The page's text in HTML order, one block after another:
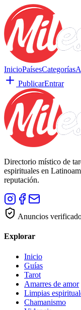
InicioPaísesCategorías
PublicarEntrar
Directorio místico de
espirituales en
reputación.
Anuncios
Explorar
Inicio
Guías
Tarot
Amarres de amor
Limpias
Chamanismo